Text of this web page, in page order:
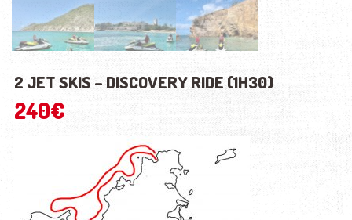
2 JET SKIS – DISCOVERY RIDE (1H30)
240€